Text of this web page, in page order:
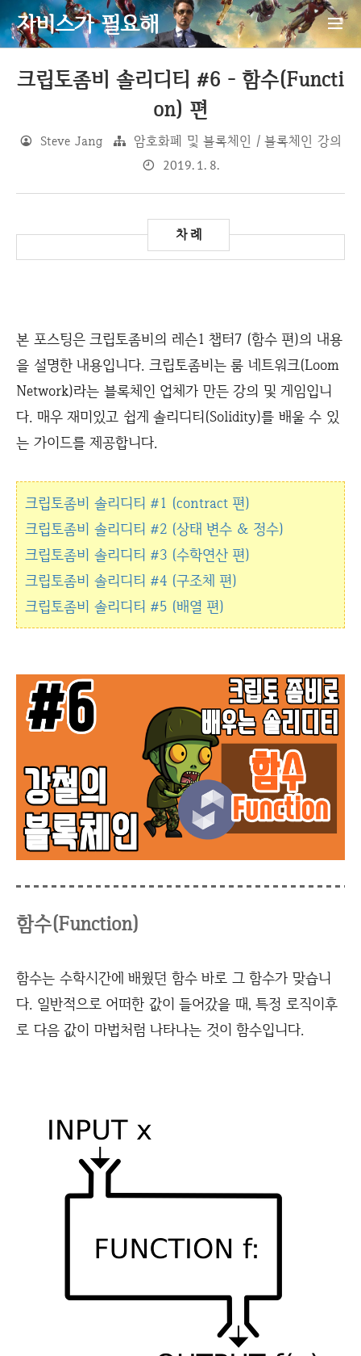
자비스가 필요해
크립토좀비 솔리디티 #6 - 함수(Functi
on) 편
Steve Jang 암호화폐 및 블록체인 / 블록체인 강의
2019. 1. 8.
본 포스팅은 크립토좀비의 레슨1 챕터7 (함수 편)의 내용
을 설명한 내용입니다. 크립토좀비는 룸 네트워크(Loom
Network)라는 블록체인 업체가 만든 강의 및 게임입니
다. 매우 재미있고 쉽게 솔리디티(Solidity)를 배울 수 있
는 가이드를 제공합니다.
크립토좀비 솔리디티 #1 (contract 편)
크립토좀비 솔리디티 #2 (상태 변수 & 정수)
크립토좀비 솔리디티 #3 (수학연산 편)
크립토좀비 솔리디티 #4 (구조체 편)
크립토좀비 솔리디티 #5 (배열 편)
함수(Function)
함수는 수학시간에 배웠던 함수 바로 그 함수가 맞습니
다. 일반적으로 어떠한 값이 들어갔을 때, 특정 로직이후
로 다음 값이 마법처럼 나타나는 것이 함수입니다.